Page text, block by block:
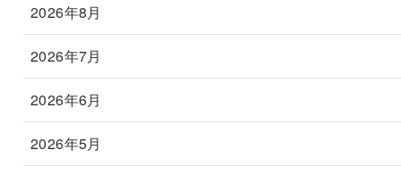
2026年8月
2026年7月
2026年6月
2026年5月